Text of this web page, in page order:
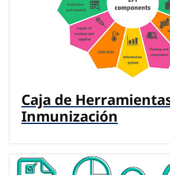
Caja de
Inmunización